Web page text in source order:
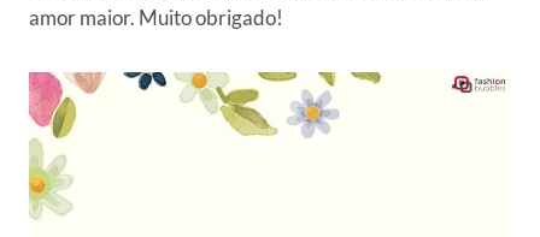
amor maior. Muito obrigado!